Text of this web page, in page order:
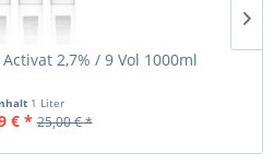
2,7% / 9 Vol 1000ml
1 Liter
€ * 25,00 € *